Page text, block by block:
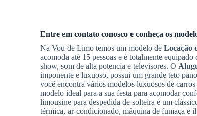
Entre em contato conosco e conheça os
Na Vou de Limo temos um modelo de Locação
acomoda até 15 pessoas e é totalmente
show, som de alta potencia e televisores. O
imponente e luxuoso, possui um grande teto
você encontra vários modelos luxuosos de
modelo ideal para a sua festa para acomodar
limousine para despedida de solteira é um
térmica, ar-condicionado, máquina de fumaça e